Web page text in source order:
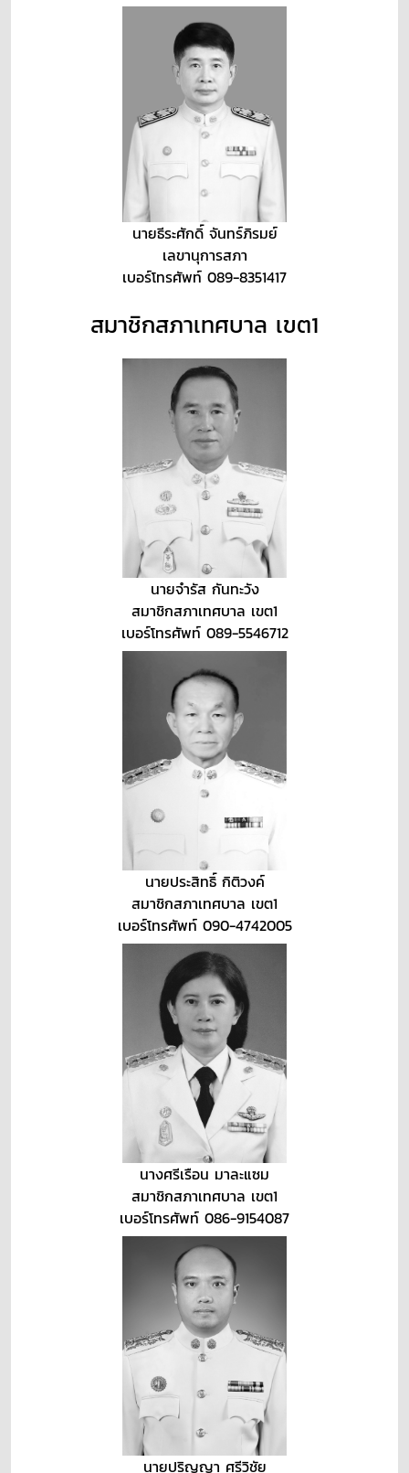
นายธีระศักดิ์ จันทร์ภิรมย์
เลขานุการสภา
เบอร์โทรศัพท์ 089-8351417
สมาชิกสภาเทศบาล เขต1
นายจำรัส กันทะวัง
สมาชิกสภาเทศบาล เขต1
เบอร์โทรศัพท์ 089-5546712
นายประสิทธิ์ กิติวงค์
สมาชิกสภาเทศบาล เขต1
เบอร์โทรศัพท์ 090-4742005
นางศรีเรือน มาละแซม
สมาชิกสภาเทศบาล เขต1
เบอร์โทรศัพท์ 086-9154087
นายปริญญา ศรีวิชัย